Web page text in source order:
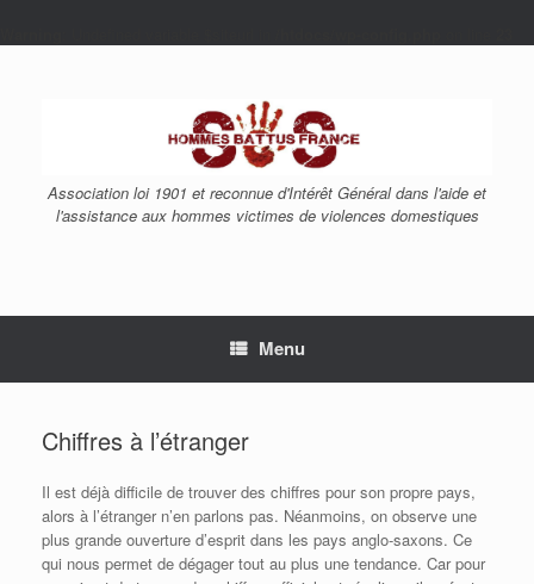
Association loi 1901 et reconnue d'Intérêt Général dans l'aide et
l'assistance aux hommes victimes de violences domestiques
Menu
Chiffres à l’étranger
Il est déjà difficile de trouver des chiffres pour son propre pays,
alors à l’étranger n’en parlons pas. Néanmoins, on observe une
plus grande ouverture d’esprit dans les pays anglo-saxons. Ce
qui nous permet de dégager tout au plus une tendance. Car pour